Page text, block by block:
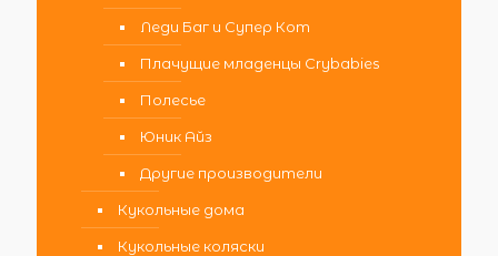
Леди Баг и Супер Кот
Плачущие младенцы Crybabies
Полесье
Юник Айз
Другие производители
Кукольные дома
Кукольные коляски